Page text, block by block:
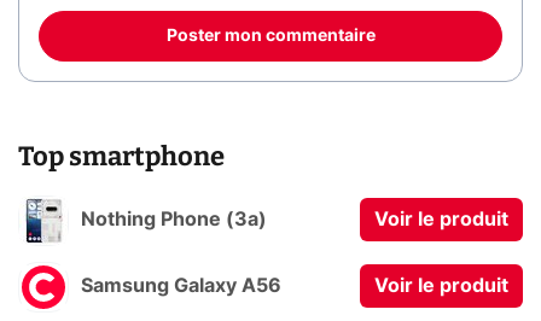
Poster mon commentaire
Top smartphone
Nothing Phone (3a) Voir le produit
Samsung Galaxy A56 Voir le produit